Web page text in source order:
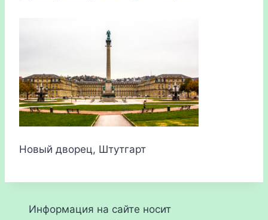
Новый дворец, Штутгарт
Информация на сайте носит